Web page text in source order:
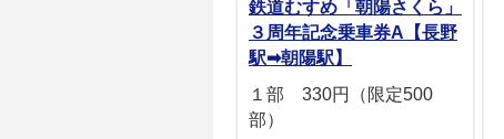
鉄道むすめ「朝陽さくら」
３周年記念乗車券A【長野
駅➡朝陽駅】
１部 330円（限定500
部）